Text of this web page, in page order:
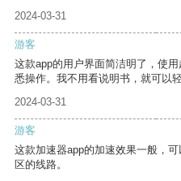
2024-03-31
游客
这款app的用户界面简洁明了，使
悉操作。我不用看说明书，就可以
2024-03-31
游客
这款加速器app的加速效果一般，
区的线路。